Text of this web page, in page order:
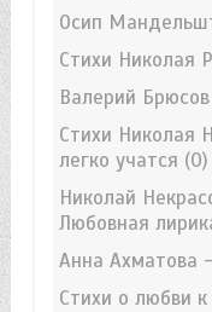
Осип
Стихи Николая
Валерий
Стихи Николая
легко учатся (0)
Николай
Любовная
Анна Ахматова
Стихи о любви